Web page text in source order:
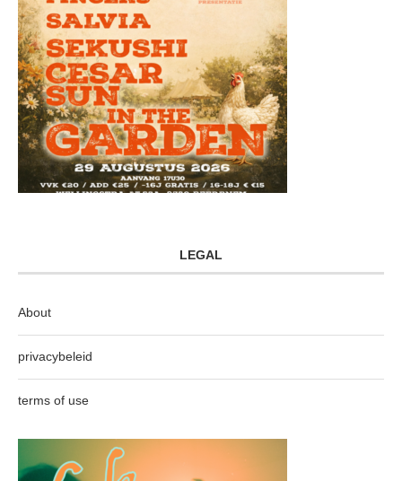
LEGAL
About
privacybeleid
terms of use